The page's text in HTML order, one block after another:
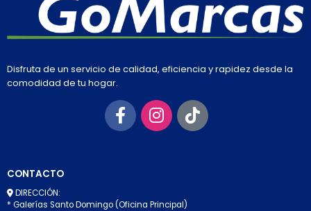
Disfruta de un servicio de calidad, eficiencia y rapidez desde la
comodidad de tu hogar.
CONTACTO
DIRECCIÓN:
* Galerías Santo Domingo (Oficina Principal)